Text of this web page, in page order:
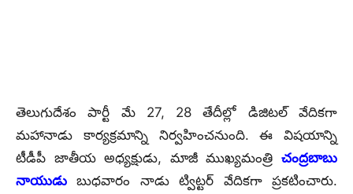
తెలుగుదేశం పార్టీ మే 27, 28 తేదీల్లో డిజిటల్ వేదికగా
మహానాడు కార్యక్రమాన్ని నిర్వహించనుంది. ఈ విషయాన్ని
టీడీపీ జాతీయ అధ్యక్షుడు, మాజీ ముఖ్యమంత్రి చంద్రబాబు
నాయుడు బుధవారం నాడు ట్విట్టర్ వేదికగా ప్రకటించారు.